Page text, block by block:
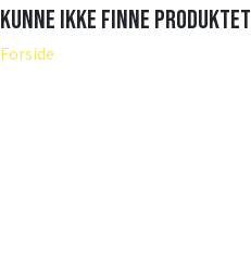
Kunne ikke finne produktet
Forside